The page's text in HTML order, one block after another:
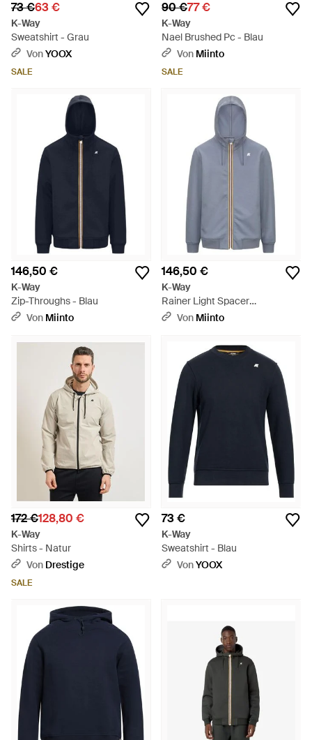
73 €63 €
K-Way
Sweatshirt - Grau
VonYOOX
SALE
90 €77 €
K-Way
Nael Brushed Pc - Blau
Von Miinto
SALE
146,50 €
K-Way
Zip-Throughs - Blau
Von Miinto
146,50 €
K-Way
Rainer Light Spacer
Reißverschluss-Sweatshirt -
Von Miinto
172 €128,80 €
K-Way
Shirts - Natur
Von Drestige
SALE
73 €
K-Way
Sweatshirt - Blau
VonYOOX